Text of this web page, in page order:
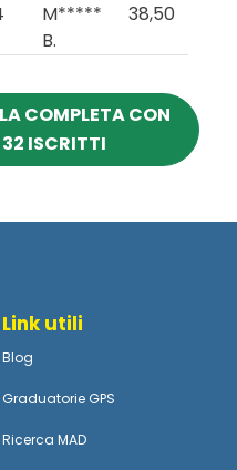
M*****
B.
38,50
COMPLETA CON
32 ISCRITTI
Link utili
Blog
Graduatorie GPS
Ricerca MAD